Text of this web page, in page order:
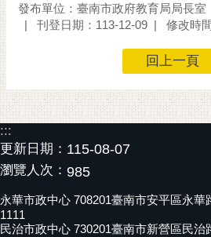
發布單位：臺南市政府教育局局長室
刊登日期：113-12-09
修改時
回上一頁
:::
更新日期： 115-08-07
瀏覽人次： 985
永華市政中心 708201臺南市安平區永華
1111
民治市政中心 730201臺南市新營區民治